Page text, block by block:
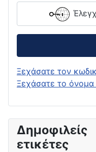
Ξεχάσατε τον
Ξεχάσατε το όνομα
Δημοφιλείς
ετικέτες